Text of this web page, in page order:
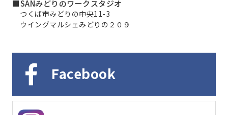
■SANみどりのワークスタジオ
つくば市みどりの中央11-3
ウイングマルシェみどりの２０９
Facebook